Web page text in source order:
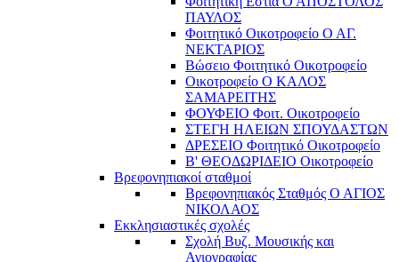
ΠΑΥΛΟΣ
Φοιτητικό Οικοτροφείο Ο ΑΓ.
ΝΕΚΤΑΡΙΟΣ
Βώσειο Φοιτητικό Οικοτροφείο
Οικοτροφείο Ο ΚΑΛΟΣ
ΣΑΜΑΡΕΙΤΗΣ
ΦΟΥΦΕΙΟ Φοιτ. Οικοτροφείο
ΣΤΕΓΗ ΗΛΕΙΩΝ ΣΠΟΥΔΑΣΤΩΝ
ΔΡΕΣΕΙΟ Φοιτητικό Οικοτροφείο
Β' ΘΕΟΔΩΡΙΔΕΙΟ Οικοτροφείο
Βρεφονηπιακοί σταθμοί
Βρεφονηπιακός Σταθμός Ο ΑΓΙΟΣ
ΝΙΚΟΛΑΟΣ
Εκκλησιαστικές σχολές
Σχολή Βυζ. Μουσικής και
Αγιογραφίας